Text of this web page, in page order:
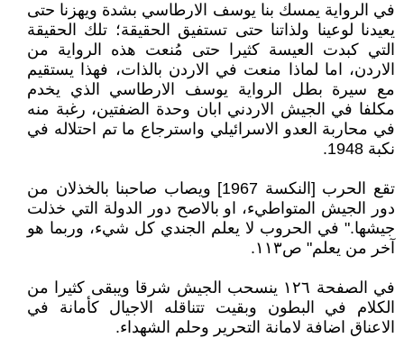
في الرواية يمسك بنا يوسف الارطاسي بشدة ويهزنا حتى
يعيدنا لوعينا ولذاتنا حتى تستفيق الحقيقة؛ تلك الحقيقة
التي كبدت العيسة كثيرا حتى مُنعت هذه الرواية من
الاردن، اما لماذا منعت في الاردن بالذات، فهذا يستقيم
مع سيرة بطل الرواية يوسف الارطاسي الذي يخدم
مكلفا في الجيش الاردني ابان وحدة الضفتين، رغبة منه
في محاربة العدو الاسرائيلي واسترجاع ما تم احتلاله في
نكبة 1948.
تقع الحرب [النكسة 1967] ويصاب صاحبنا بالخذلان من
دور الجيش المتواطيء، او بالاصح دور الدولة التي خذلت
جيشها." في الحروب لا يعلم الجندي كل شيء، وربما هو
آخر من يعلم" ص١١٣.
في الصفحة ١٢٦ ينسحب الجيش شرقا ويبقى كثيرا من
الكلام في البطون وبقيت تتناقله الاجيال كأمانة في
الاعناق اضافة لامانة التحرير وحلم الشهداء.